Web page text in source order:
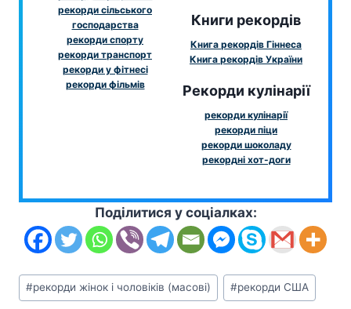
рекорди сільського
господарства
рекорди спорту
рекорди транспорт
рекорди у фітнесі
рекорди фільмів
Книги рекордів
Книга рекордів Гіннеса
Книга рекордів України
Рекорди кулінарії
рекорди кулінарії
рекорди піци
рекорди шоколаду
рекордні хот-доги
Поділитися у соціалках:
Позначки
запису:
#рекорди жінок і чоловіків (масові) #рекорди США